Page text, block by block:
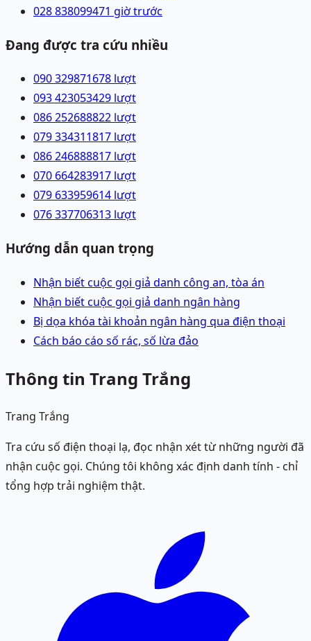
028 838099471 giờ trước
Đang được tra cứu nhiều
090 329871678 lượt
093 423053429 lượt
086 252688822 lượt
079 334311817 lượt
086 246888817 lượt
070 664283917 lượt
079 633959614 lượt
076 337706313 lượt
Hướng dẫn quan trọng
Nhận biết cuộc gọi giả danh công an, tòa án
Nhận biết cuộc gọi giả danh ngân hàng
Bị dọa khóa tài khoản ngân hàng qua điện thoại
Cách báo cáo số rác, số lừa đảo
Thông tin Trang Trắng
Trang Trắng
Tra cứu số điện thoại lạ, đọc nhận xét từ những người đã
nhận cuộc gọi. Chúng tôi không xác định danh tính - chỉ
tổng hợp trải nghiệm thật.